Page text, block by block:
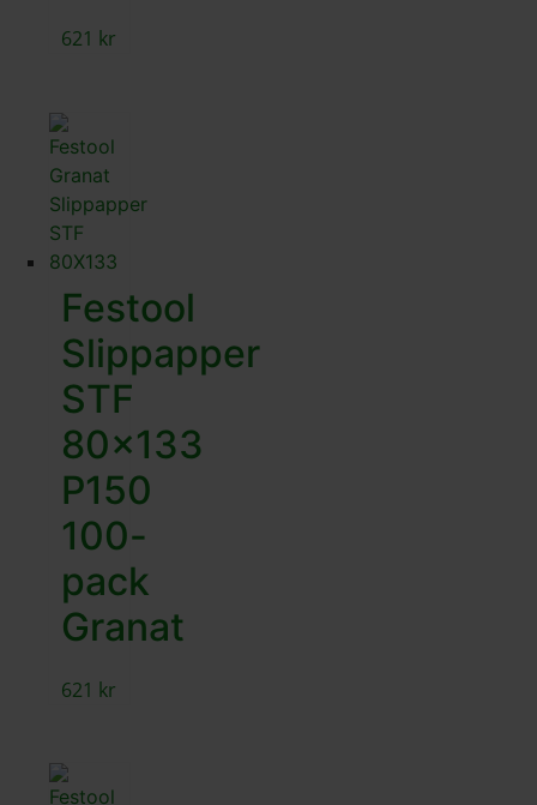
621 kr
Festool
Slippapper
STF
80×133
P150
100-
pack
Granat
621 kr